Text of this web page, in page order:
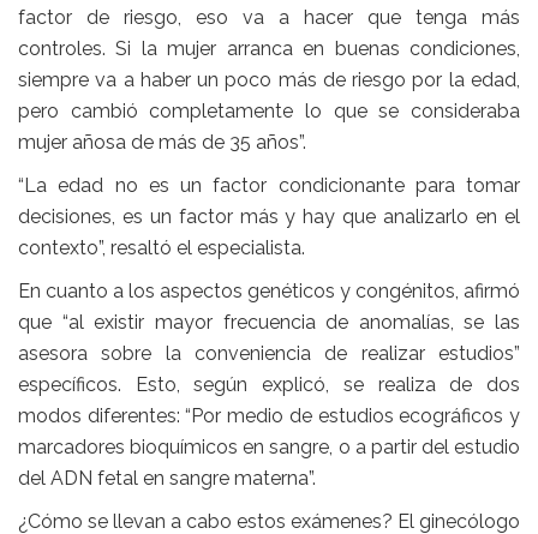
factor de riesgo, eso va a hacer que tenga más
controles. Si la mujer arranca en buenas condiciones,
siempre va a haber un poco más de riesgo por la edad,
pero cambió completamente lo que se consideraba
mujer añosa de más de 35 años”.
“La edad no es un factor condicionante para tomar
decisiones, es un factor más y hay que analizarlo en el
contexto”, resaltó el especialista.
En cuanto a los aspectos genéticos y congénitos, afirmó
que “al existir mayor frecuencia de anomalías, se las
asesora sobre la conveniencia de realizar estudios”
específicos. Esto, según explicó, se realiza de dos
modos diferentes: “Por medio de estudios ecográficos y
marcadores bioquímicos en sangre, o a partir del estudio
del ADN fetal en sangre materna”.
¿Cómo se llevan a cabo estos exámenes? El ginecólogo